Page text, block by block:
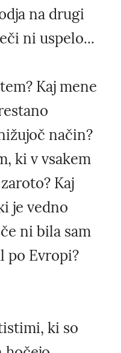
na drugi
ni uspelo...
Kaj mene
način?
ki v vsakem
Kaj
je vedno
ni bila sam
po Evropi?
ki so